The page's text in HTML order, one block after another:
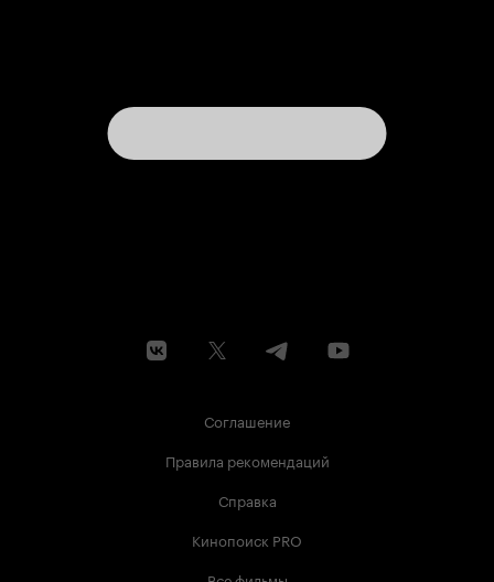
Соглашение
Правила рекомендаций
Справка
Кинопоиск PRO